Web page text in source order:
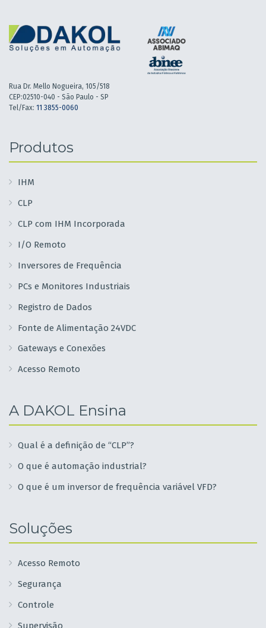
Rua Dr. Mello Nogueira, 105/518
CEP:02510-040 - São Paulo - SP
Tel/Fax: 11 3855-0060
Produtos
IHM
CLP
CLP com IHM Incorporada
I/O Remoto
Inversores de Frequência
PCs e Monitores Industriais
Registro de Dados
Fonte de Alimentação 24VDC
Gateways e Conexões
Acesso Remoto
A DAKOL Ensina
Qual é a definição de “CLP”?
O que é automação industrial?
O que é um inversor de frequência variável VFD?
Soluções
Acesso Remoto
Segurança
Controle
Supervisão